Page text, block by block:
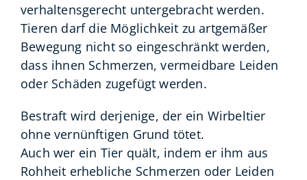
verhaltensgerecht untergebracht werden.
Tieren darf die Möglichkeit zu artgemäßer
Bewegung nicht so eingeschränkt werden,
dass ihnen Schmerzen, vermeidbare Leiden
oder Schäden zugefügt werden.
Bestraft wird derjenige, der ein Wirbeltier
ohne vernünftigen Grund tötet.
Auch wer ein Tier quält, indem er ihm aus
Rohheit erhebliche Schmerzen oder Leiden